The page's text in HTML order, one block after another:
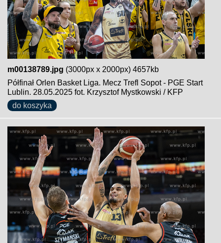
m00138789.jpg (3000px x 2000px) 4657kb
Półfinał Orlen Basket Liga. Mecz Trefl Sopot - PGE Start
Lublin. 28.05.2025 fot. Krzysztof Mystkowski / KFP
do koszyka